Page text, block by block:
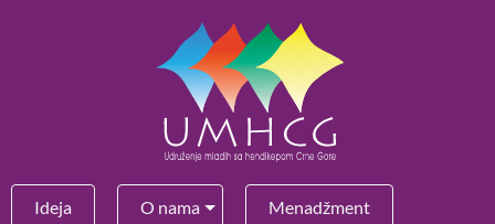
Ideja O nama Menadžment